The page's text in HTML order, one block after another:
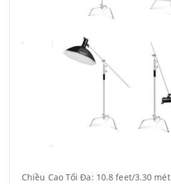
Chiều Cao Tối Đa: 10.8 feet/3.30 mét